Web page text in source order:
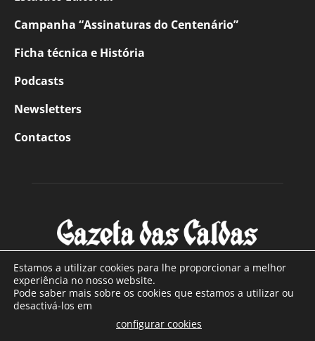
Campanha “Assinaturas do Centenário”
Ficha técnica e História
Podcasts
Newsletters
Contactos
SOBRE NÓS
Com sede nas Caldas da Rainha e mais de 90 anos de
Estamos a utilizar cookies para lhe proporcionar a melhor
experiência no nosso website.
Pode saber mais sobre os cookies que estamos a utilizar ou
desactivá-los em
configurar cookies